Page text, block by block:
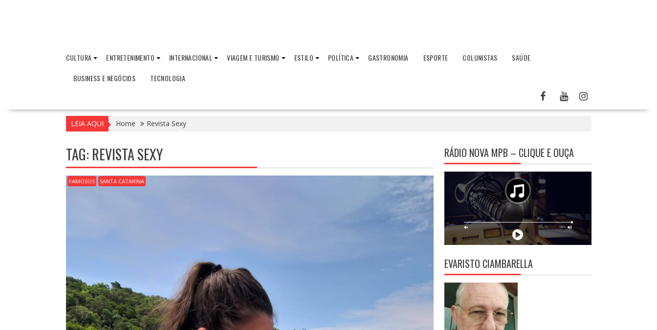
CULTURA ENTRETENIMENTO INTERNACIONAL VIAGEM E TURISMO ESTILO POLÍTICA GASTRONOMIA ESPORTE COLUNISTAS
SAÚDE
BUSINESS E NEGÓCIOS
TECNOLOGIA
LEIA AQUI Home Revista Sexy
TAG: REVISTA SEXY
FAMOSOS SANTA CATARINA
RÁDIO NOVA MPB – CLIQUE E OUÇA
EVARISTO CIAMBARELLA